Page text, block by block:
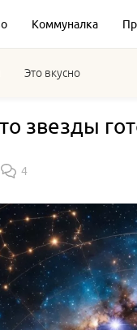
Коммуналка
Это вкусно
звезды
4